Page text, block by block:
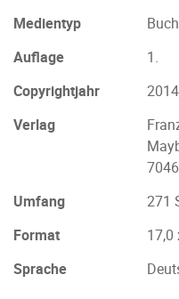
Medientyp
Auflage
1.
Copyrightjahr
2014
Verlag
Umfang
271
Format
17,0
Sprache